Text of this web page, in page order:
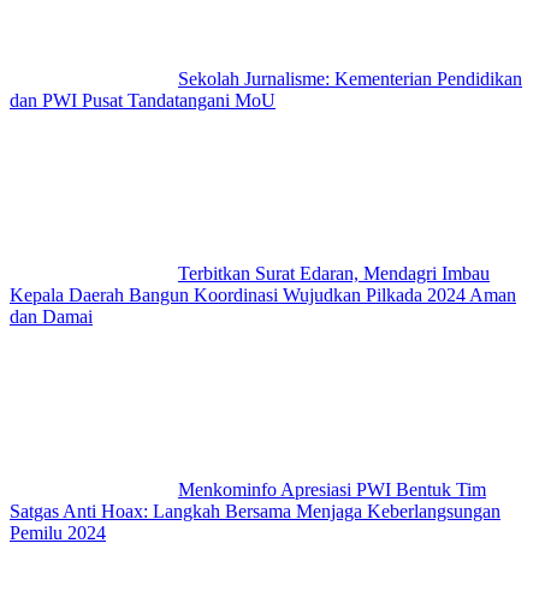
Sekolah Jurnalisme: Kementerian Pendidikan
dan PWI Pusat Tandatangani MoU
Terbitkan Surat Edaran, Mendagri Imbau
Kepala Daerah Bangun Koordinasi Wujudkan Pilkada 2024 Aman
dan Damai
Menkominfo Apresiasi PWI Bentuk Tim
Satgas Anti Hoax: Langkah Bersama Menjaga Keberlangsungan
Pemilu 2024